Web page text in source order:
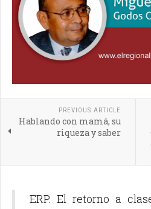
PREVIOUS ARTICLE
Hablando con mamá, su
riqueza y saber
ERP. El retorno a